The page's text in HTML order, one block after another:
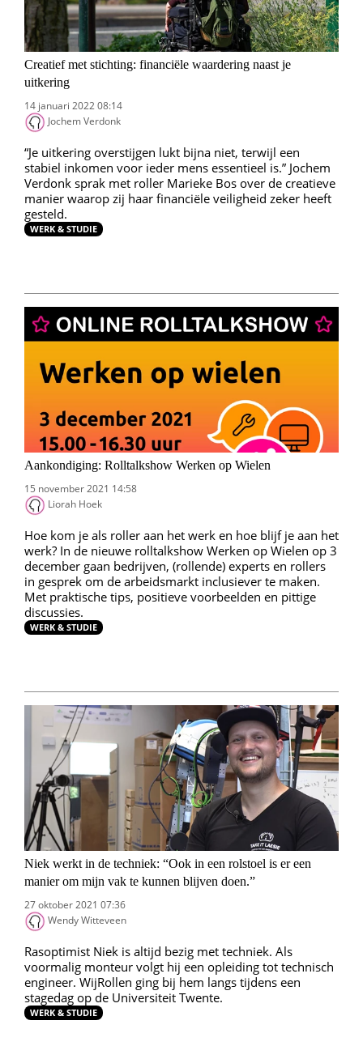
Creatief met stichting: financiële waardering naast je
uitkering
14 januari 2022 08:14
Jochem Verdonk
“Je uitkering overstijgen lukt bijna niet, terwijl een
stabiel inkomen voor ieder mens essentieel is.” Jochem
Verdonk sprak met roller Marieke Bos over de creatieve
manier waarop zij haar financiële veiligheid zeker heeft
gesteld.
WERK & STUDIE
Aankondiging: Rolltalkshow Werken op Wielen
15 november 2021 14:58
Liorah Hoek
Hoe kom je als roller aan het werk en hoe blijf je aan het
werk? In de nieuwe rolltalkshow Werken op Wielen op 3
december gaan bedrijven, (rollende) experts en rollers
in gesprek om de arbeidsmarkt inclusiever te maken.
Met praktische tips, positieve voorbeelden en pittige
discussies.
WERK & STUDIE
Niek werkt in de techniek: “Ook in een rolstoel is er een
manier om mijn vak te kunnen blijven doen.”
27 oktober 2021 07:36
Wendy Witteveen
Rasoptimist Niek is altijd bezig met techniek. Als
voormalig monteur volgt hij een opleiding tot technisch
engineer. WijRollen ging bij hem langs tijdens een
stagedag op de Universiteit Twente.
WERK & STUDIE